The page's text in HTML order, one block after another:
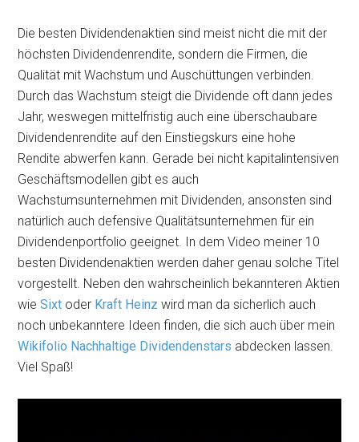
Die besten Dividendenaktien sind meist nicht die mit der
höchsten Dividendenrendite, sondern die Firmen, die
Qualität mit Wachstum und Auschüttungen verbinden.
Durch das Wachstum steigt die Dividende oft dann jedes
Jahr, weswegen mittelfristig auch eine überschaubare
Dividendenrendite auf den Einstiegskurs eine hohe
Rendite abwerfen kann. Gerade bei nicht kapitalintensiven
Geschäftsmodellen gibt es auch
Wachstumsunternehmen mit Dividenden, ansonsten sind
natürlich auch defensive Qualitätsunternehmen für ein
Dividendenportfolio geeignet. In dem Video meiner 10
besten Dividendenaktien werden daher genau solche Titel
vorgestellt. Neben den wahrscheinlich bekannteren Aktien
wieSixt oder Kraft Heinz wird man da sicherlich auch
noch unbekanntere Ideen finden, die sich auch über mein
Wikifolio Nachhaltige Dividendenstars abdecken lassen.
Viel Spaß!